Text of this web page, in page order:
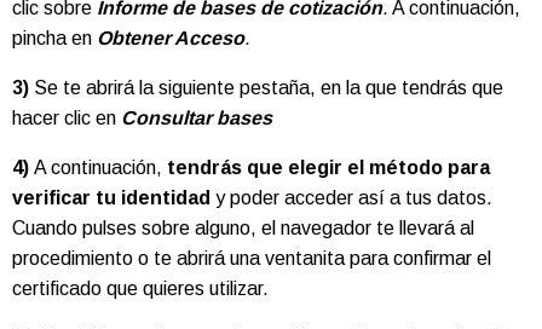
clic sobre Informe de bases de cotización. A continuación,
pincha en Obtener Acceso.
3) Se te abrirá la siguiente pestaña, en la que tendrás que
hacer clic en Consultar bases
4) A continuación, tendrás que elegir el método para
verificar tu identidad y poder acceder así a tus datos.
Cuando pulses sobre alguno, el navegador te llevará al
procedimiento o te abrirá una ventanita para confirmar el
certificado que quieres utilizar.